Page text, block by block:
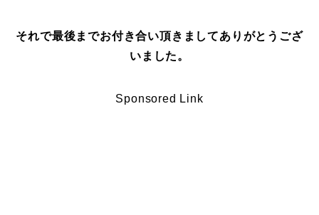
それで最後までお付き合い頂きましてありがとうござ
いました。
Sponsored Link